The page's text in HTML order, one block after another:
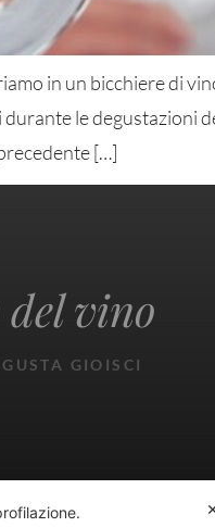
in un bicchiere di
le degustazioni
[…]
vino
GIOISCI